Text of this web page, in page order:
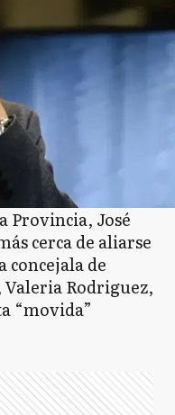
Provincia, José
cerca de aliarse
concejala de
Rodriguez,
“movida”